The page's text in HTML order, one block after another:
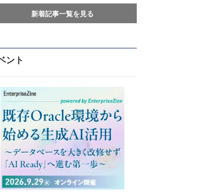
新着記事一覧を見る
ント